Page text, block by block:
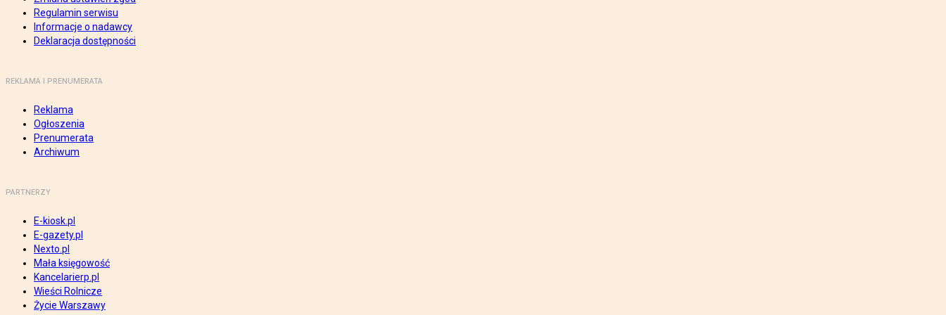
Regulamin serwisu
Informacje o nadawcy
Deklaracja dostępności
REKLAMA I PRENUMERATA
Reklama
Ogłoszenia
Prenumerata
Archiwum
PARTNERZY
E-kiosk.pl
E-gazety.pl
Nexto.pl
Mała księgowość
Kancelarierp.pl
Wieści Rolnicze
Życie Warszawy